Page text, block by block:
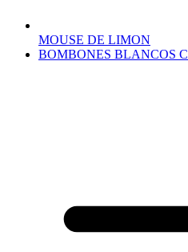
MOUSE DE LIMON
BOMBONES BLANCOS